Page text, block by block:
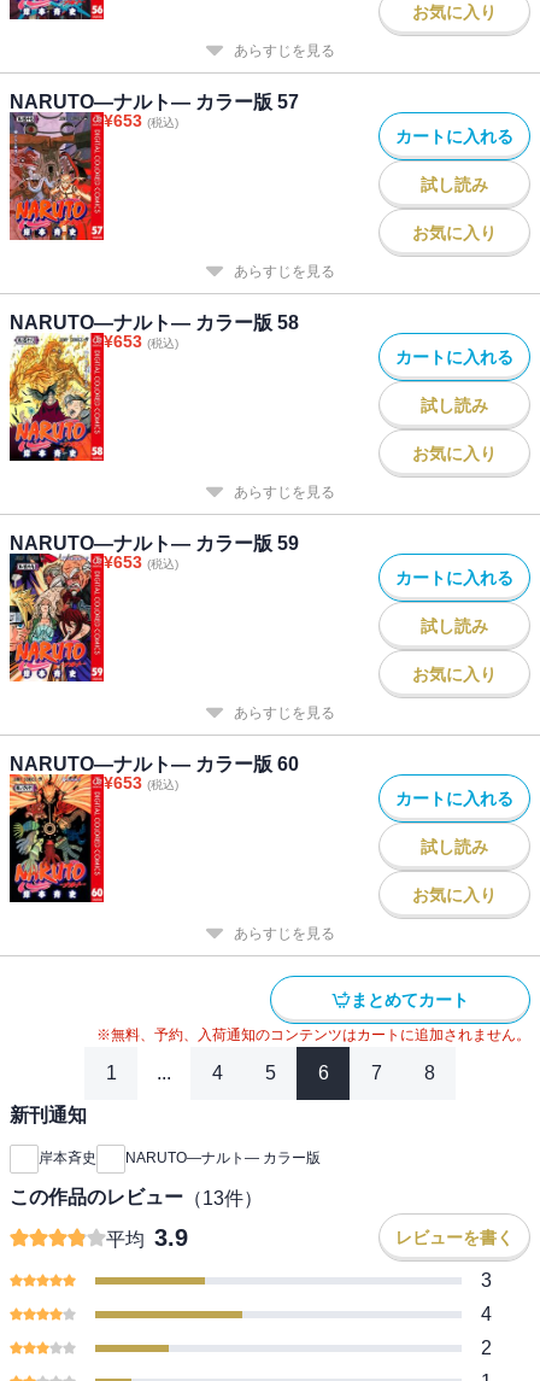
お気に入り
あらすじを見る
NARUTO―ナルト― カラー版 57
¥653 (税込)
カートに入れる
試し読み
お気に入り
あらすじを見る
NARUTO―ナルト― カラー版 58
¥653 (税込)
カートに入れる
試し読み
お気に入り
あらすじを見る
NARUTO―ナルト― カラー版 59
¥653 (税込)
カートに入れる
試し読み
お気に入り
あらすじを見る
NARUTO―ナルト― カラー版 60
¥653 (税込)
カートに入れる
試し読み
お気に入り
あらすじを見る
まとめてカート
※無料、予約、入荷通知のコンテンツはカートに追加されません。
1 ... 4 5 6 7 8
新刊通知
岸本斉史 NARUTO―ナルト― カラー版
この作品のレビュー （13件）
平均 3.9 レビューを書く
3
4
2